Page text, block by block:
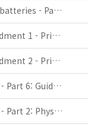
IEC 60086-3:1965 - Primary cells and batteries - Part 3: Terminals
IEC 60086-3:1965/AMD1:1967 - Amendment 1 - Primary cells and batteries - Part 3: Terminals
IEC 60086-3:1965/AMD2:1973 - Amendment 2 - Primary cells and batteries - Part 3: Terminals
IEC 60086-6:2020 - Primary batteries - Part 6: Guidance on environmental aspects
IEC 60086-2:2021 - Primary batteries - Part 2: Physical and electrical specifications